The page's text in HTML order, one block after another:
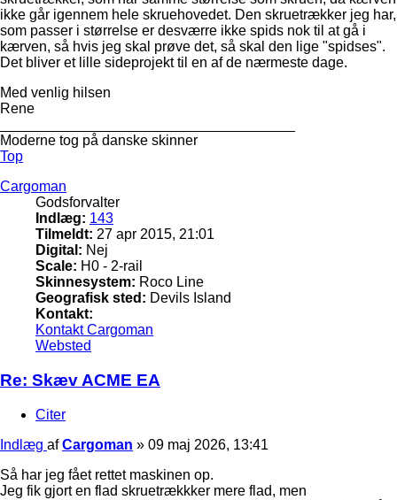
ikke går igennem hele skruehovedet. Den skruetrækker jeg har,
som passer i størrelse er desværre ikke spids nok til at gå i
kærven, så hvis jeg skal prøve det, så skal den lige "spidses".
Det bliver et lille sideprojekt til en af de nærmeste dage.
Med venlig hilsen
Rene
Moderne tog på danske skinner
Top
Cargoman
Godsforvalter
Indlæg: 143
Tilmeldt: 27 apr 2015, 21:01
Digital: Nej
Scale: H0 - 2-rail
Skinnesystem: Roco Line
Geografisk sted: Devils Island
Kontakt:
Kontakt Cargoman
Websted
Re: Skæv ACME EA
Citer
Indlæg afCargoman » 09 maj 2026, 13:41
Så har jeg fået rettet maskinen op.
Jeg fik gjort en flad skruetrækkker mere flad, men